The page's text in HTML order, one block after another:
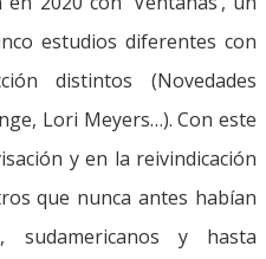
estudios diferentes con
distintos (Novedades
Lori Meyers…). Con este
y en la reivindicación
que nunca antes habían
sudamericanos y hasta